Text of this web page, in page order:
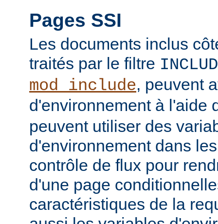
Pages SSI
Les documents inclus
traités par le filtre
mod_include, peuvent
d'environnement à l'aide
peuvent utiliser des
d'environnement dans
contrôle de flux pour
d'une page
caractéristiques de la